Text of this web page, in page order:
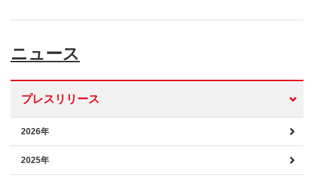
ニュース
プレスリリース
2026年
2025年